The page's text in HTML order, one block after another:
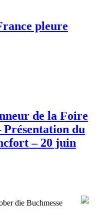
pleure
de la Foire
du
– 20 juin
die Buchmesse